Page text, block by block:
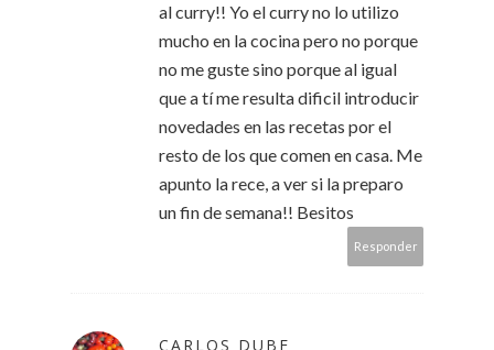
al curry!! Yo el curry no lo utilizo
mucho en la cocina pero no porque
no me guste sino porque al igual
que a tí me resulta dificil introducir
novedades en las recetas por el
resto de los que comen en casa. Me
apunto la rece, a ver si la preparo
un fin de semana!! Besitos
Responder
CARLOS DUBE